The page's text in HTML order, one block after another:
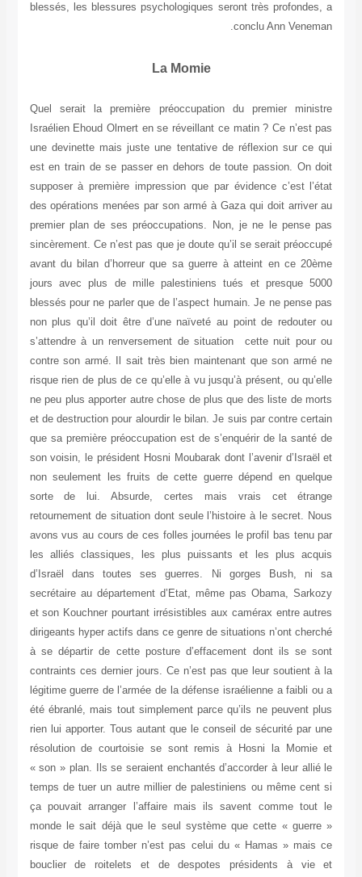
blessés, les blessures psychologiques seront très profondes, a
conclu Ann Veneman.
La Momie
Quel serait la première préoccupation du premier ministre
Israélien Ehoud Olmert en se réveillant ce matin ? Ce n’est pas
une devinette mais juste une tentative de réflexion sur ce qui
est en train de se passer en dehors de toute passion. On doit
supposer à première impression que par évidence c’est l’état
des opérations menées par son armé à Gaza qui doit arriver au
premier plan de ses préoccupations. Non, je ne le pense pas
sincèrement. Ce n’est pas que je doute qu’il se serait préoccupé
avant du bilan d’horreur que sa guerre à atteint en ce 20ème
jours avec plus de mille palestiniens tués et presque 5000
blessés pour ne parler que de l’aspect humain. Je ne pense pas
non plus qu’il doit être d’une naïveté au point de redouter ou
s’attendre à un renversement de situation cette nuit pour ou
contre son armé. Il sait très bien maintenant que son armé ne
risque rien de plus de ce qu’elle à vu jusqu’à présent, ou qu’elle
ne peu plus apporter autre chose de plus que des liste de morts
et de destruction pour alourdir le bilan. Je suis par contre certain
que sa première préoccupation est de s’enquérir de la santé de
son voisin, le président Hosni Moubarak dont l’avenir d’Israël et
non seulement les fruits de cette guerre dépend en quelque
sorte de lui. Absurde, certes mais vrais cet étrange
retournement de situation dont seule l’histoire à le secret. Nous
avons vus au cours de ces folles journées le profil bas tenu par
les alliés classiques, les plus puissants et les plus acquis
d’Israël dans toutes ses guerres. Ni gorges Bush, ni sa
secrétaire au département d’Etat, même pas Obama, Sarkozy
et son Kouchner pourtant irrésistibles aux camérax entre autres
dirigeants hyper actifs dans ce genre de situations n’ont cherché
à se départir de cette posture d’effacement dont ils se sont
contraints ces dernier jours. Ce n’est pas que leur soutient à la
légitime guerre de l’armée de la défense israélienne a faibli ou a
été ébranlé, mais tout simplement parce qu’ils ne peuvent plus
rien lui apporter. Tous autant que le conseil de sécurité par une
résolution de courtoisie se sont remis à Hosni la Momie et
« son » plan. Ils se seraient enchantés d’accorder à leur allié le
temps de tuer un autre millier de palestiniens ou même cent si
ça pouvait arranger l’affaire mais ils savent comme tout le
monde le sait déjà que le seul système que cette « guerre »
risque de faire tomber n’est pas celui du « Hamas » mais ce
bouclier de roitelets et de despotes présidents à vie et